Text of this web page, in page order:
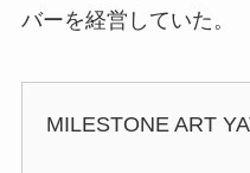
バーを経営していた。
MILESTONE ART